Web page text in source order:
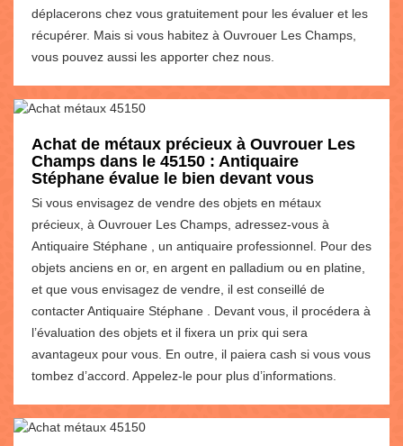
déplacerons chez vous gratuitement pour les évaluer et les
récupérer. Mais si vous habitez à Ouvrouer Les Champs,
vous pouvez aussi les apporter chez nous.
Achat de métaux précieux à Ouvrouer Les
Champs dans le 45150 : Antiquaire
Stéphane évalue le bien devant vous
Si vous envisagez de vendre des objets en métaux
précieux, à Ouvrouer Les Champs, adressez-vous à
Antiquaire Stéphane , un antiquaire professionnel. Pour des
objets anciens en or, en argent en palladium ou en platine,
et que vous envisagez de vendre, il est conseillé de
contacter Antiquaire Stéphane . Devant vous, il procédera à
l’évaluation des objets et il fixera un prix qui sera
avantageux pour vous. En outre, il paiera cash si vous vous
tombez d’accord. Appelez-le pour plus d’informations.